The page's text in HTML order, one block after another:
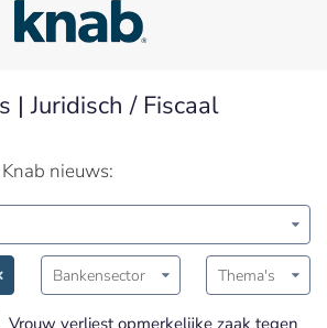
| Juridisch / Fiscaal
nieuws:
Bankensector Thema's